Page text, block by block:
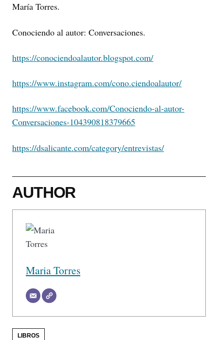
María Torres.
Conociendo al autor: Conversaciones.
https://conociendoalautor.blogspot.com/
https://www.instagram.com/cono.ciendoalautor/
https://www.facebook.com/Conociendo-al-autor-
Conversaciones-104390818379665
https://dsalicante.com/category/entrevistas/
AUTHOR
Maria Torres
LIBROS